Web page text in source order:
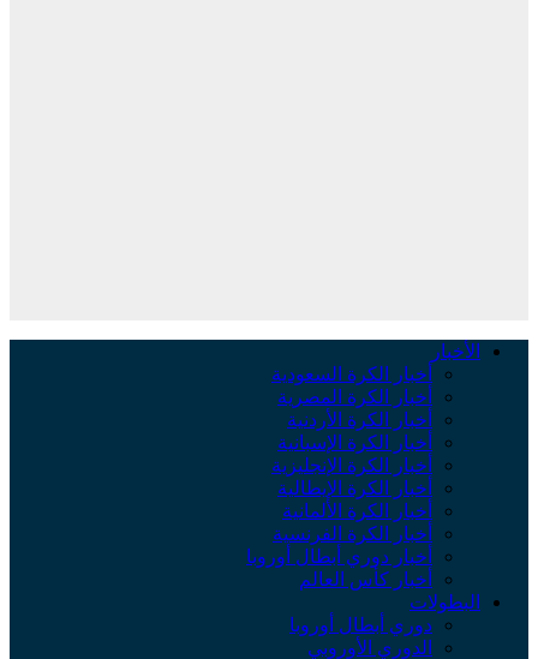
الأخبار
أخبار الكرة السعودية
أخبار الكرة المصرية
أخبار الكرة الأردنية
أخبار الكرة الإسبانية
أخبار الكرة الإنجليزية
أخبار الكرة الإيطالية
أخبار الكرة الألمانية
أخبار الكرة الفرنسية
أخبار دوري أبطال أوروبا
أخبار كأس العالم
البطولات
دوري أبطال أوروبا
الدوري الأوروبي